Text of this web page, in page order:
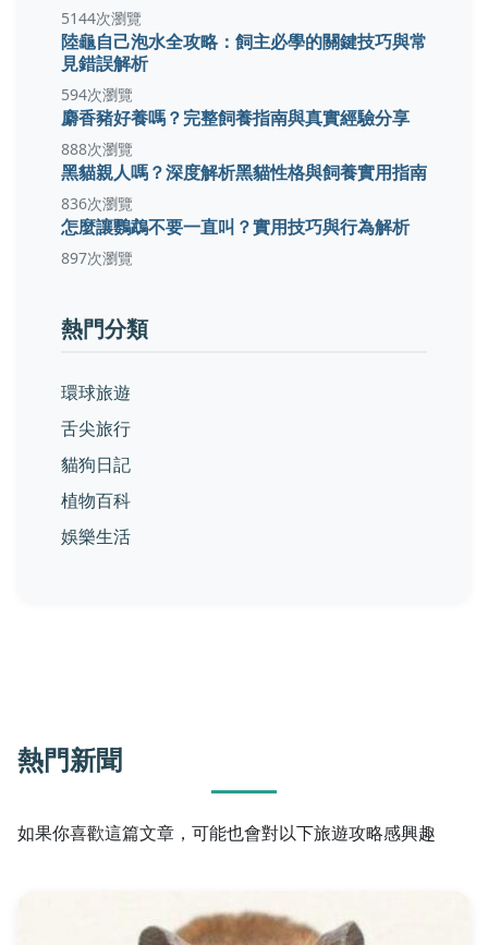
5144次瀏覽
陸龜自己泡水全攻略：飼主必學的關鍵技巧與常
見錯誤解析
594次瀏覽
麝香豬好養嗎？完整飼養指南與真實經驗分享
888次瀏覽
黑貓親人嗎？深度解析黑貓性格與飼養實用指南
836次瀏覽
怎麼讓鸚鵡不要一直叫？實用技巧與行為解析
897次瀏覽
熱門分類
環球旅遊
舌尖旅行
貓狗日記
植物百科
娛樂生活
熱門新聞
如果你喜歡這篇文章，可能也會對以下旅遊攻略感興趣